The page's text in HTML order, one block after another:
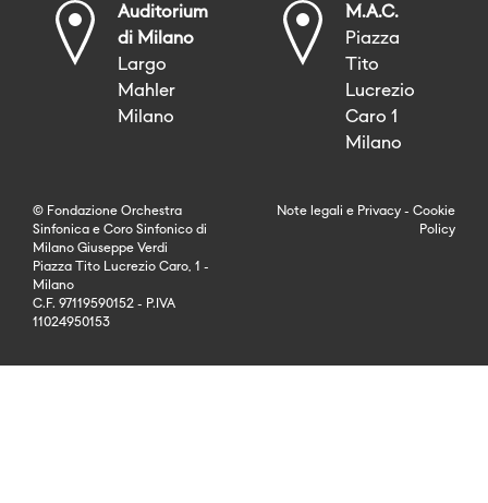
Auditorium
di Milano
Largo
Mahler
Milano
M.A.C.
Piazza
Tito
Lucrezio
Caro 1
Milano
© Fondazione Orchestra
Sinfonica e Coro Sinfonico di
Milano Giuseppe Verdi
Piazza Tito Lucrezio Caro, 1 -
Milano
C.F. 97119590152 - P.IVA
11024950153
Note legali e Privacy - Cookie
Policy